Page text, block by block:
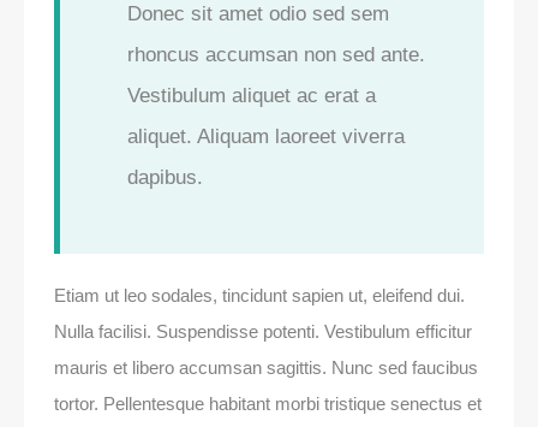
Donec sit amet odio sed sem
rhoncus accumsan non sed ante.
Vestibulum aliquet ac erat a
aliquet. Aliquam laoreet viverra
dapibus.
Etiam ut leo sodales, tincidunt sapien ut, eleifend dui.
Nulla facilisi. Suspendisse potenti. Vestibulum efficitur
mauris et libero accumsan sagittis. Nunc sed faucibus
tortor. Pellentesque habitant morbi tristique senectus et